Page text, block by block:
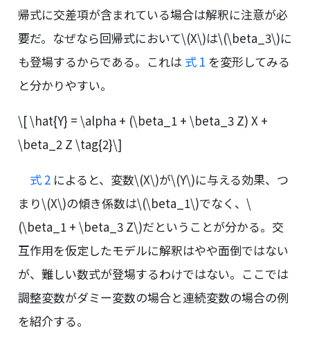
帰式に交差項が含まれている場合は解釈に注意が必
要だ。なぜなら回帰式において\(X\)は\(\beta_3\)に
も登場するからである。これは 式 1 を変形してみる
と分かりやすい。
\[ \hat{Y} = \alpha + (\beta_1 + \beta_3 Z) X +
\beta_2 Z \tag{2}\]
式 2によると、変数\(X\)が\(Y\)に与える効果、つ
まり\(X\)の傾き係数は\(\beta_1\)でなく、 \
(\beta_1 + \beta_3 Z\)だということが分かる。交
互作用を仮定したモデルに解釈はやや面倒ではない
が、難しい数式が登場するわけではない。ここでは
調整変数がダミー変数の場合と連続変数の場合の例
を紹介する。